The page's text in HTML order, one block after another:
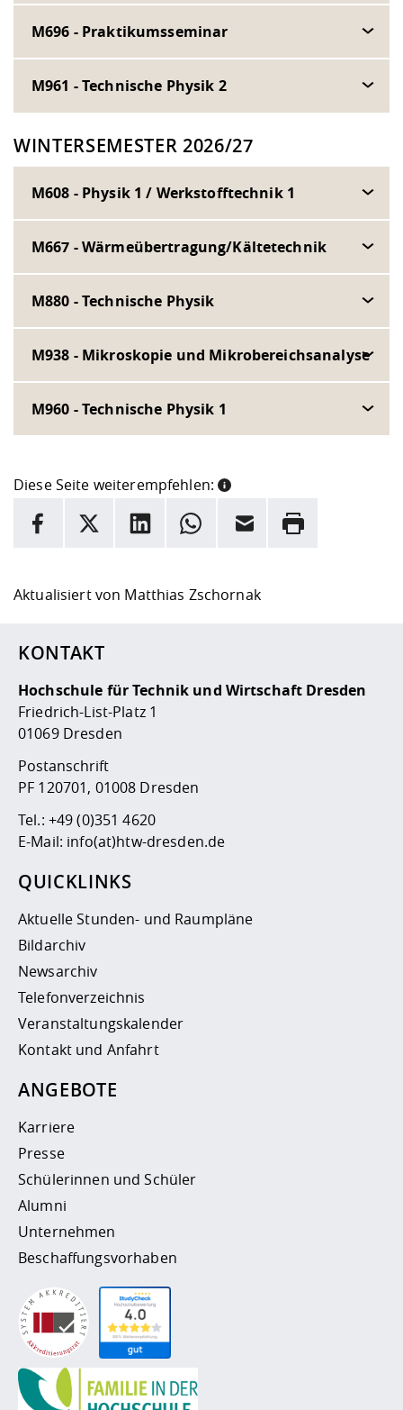
M696 - Praktikumsseminar
M961 - Technische Physik 2
WINTERSEMESTER 2026/27
M608 - Physik 1 / Werkstofftechnik 1
M667 - Wärmeübertragung/Kältetechnik
M880 - Technische Physik
M938 - Mikroskopie und Mikrobereichsanalyse
M960 - Technische Physik 1
Diese Seite weiterempfehlen:
INFORMATION
Hier stehen weitere Informationen und ein Link zur
Facebook
X LinkedInWhatsappE-Mail Drucken
Aktualisiert von Matthias Zschornak
KONTAKT
Hochschule für Technik und Wirtschaft Dresden
Friedrich-List-Platz 1
01069 Dresden
Postanschrift
PF 120701, 01008 Dresden
Tel.: +49 (0)351 4620
E-Mail: info(at)htw-dresden.de
QUICKLINKS
Aktuelle Stunden- und Raumpläne
Bildarchiv
Newsarchiv
Telefonverzeichnis
Veranstaltungskalender
Kontakt und Anfahrt
ANGEBOTE
Karriere
Presse
Schülerinnen und Schüler
Alumni
Unternehmen
Beschaffungsvorhaben